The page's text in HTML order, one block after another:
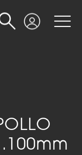
Login
Suche